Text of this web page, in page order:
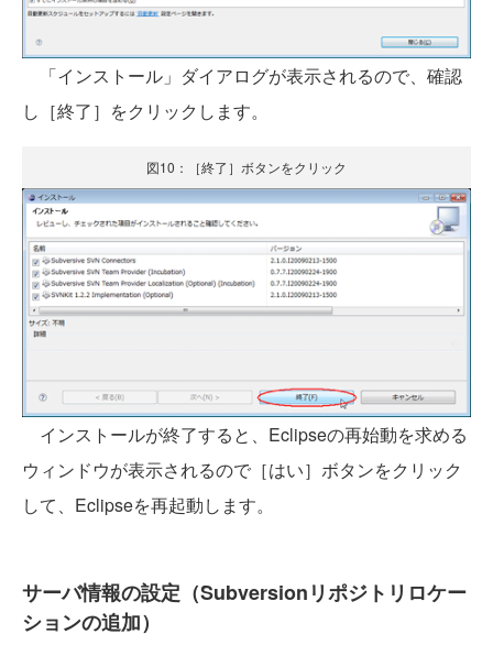
「インストール」ダイアログが表示されるので、確認
し［終了］をクリックします。
図10：［終了］ボタンをクリック
インストールが終了すると、Eclipseの再始動を求める
ウィンドウが表示されるので［はい］ボタンをクリック
して、Eclipseを再起動します。
サーバ情報の設定（Subversionリポジトリロケー
ションの追加）